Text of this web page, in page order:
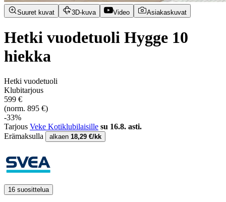
Suuret kuvat 3D-kuva Video Asiakaskuvat
Hetki vuodetuoli Hygge 10
hiekka
Hetki vuodetuoli
Klubitarjous
599 €
(norm. 895 €)
-33%
Tarjous Veke Kotiklubilaisille su 16.8. asti.
Erämaksulla
alkaen 18,29 €/kk
16 suosittelua